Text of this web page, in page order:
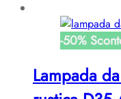
-50%
Lampada